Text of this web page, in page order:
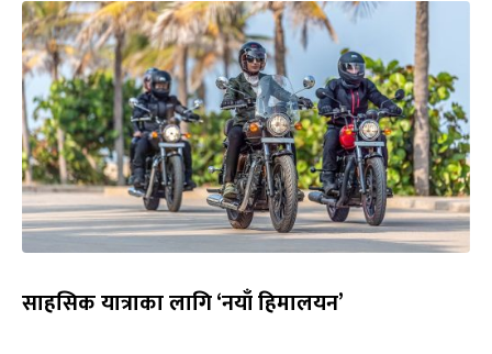
साहसिक यात्राका लागि ‘नयाँ हिमालयन’